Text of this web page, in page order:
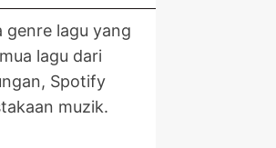
genre lagu yang
lagu dari
Spotify
muzik.